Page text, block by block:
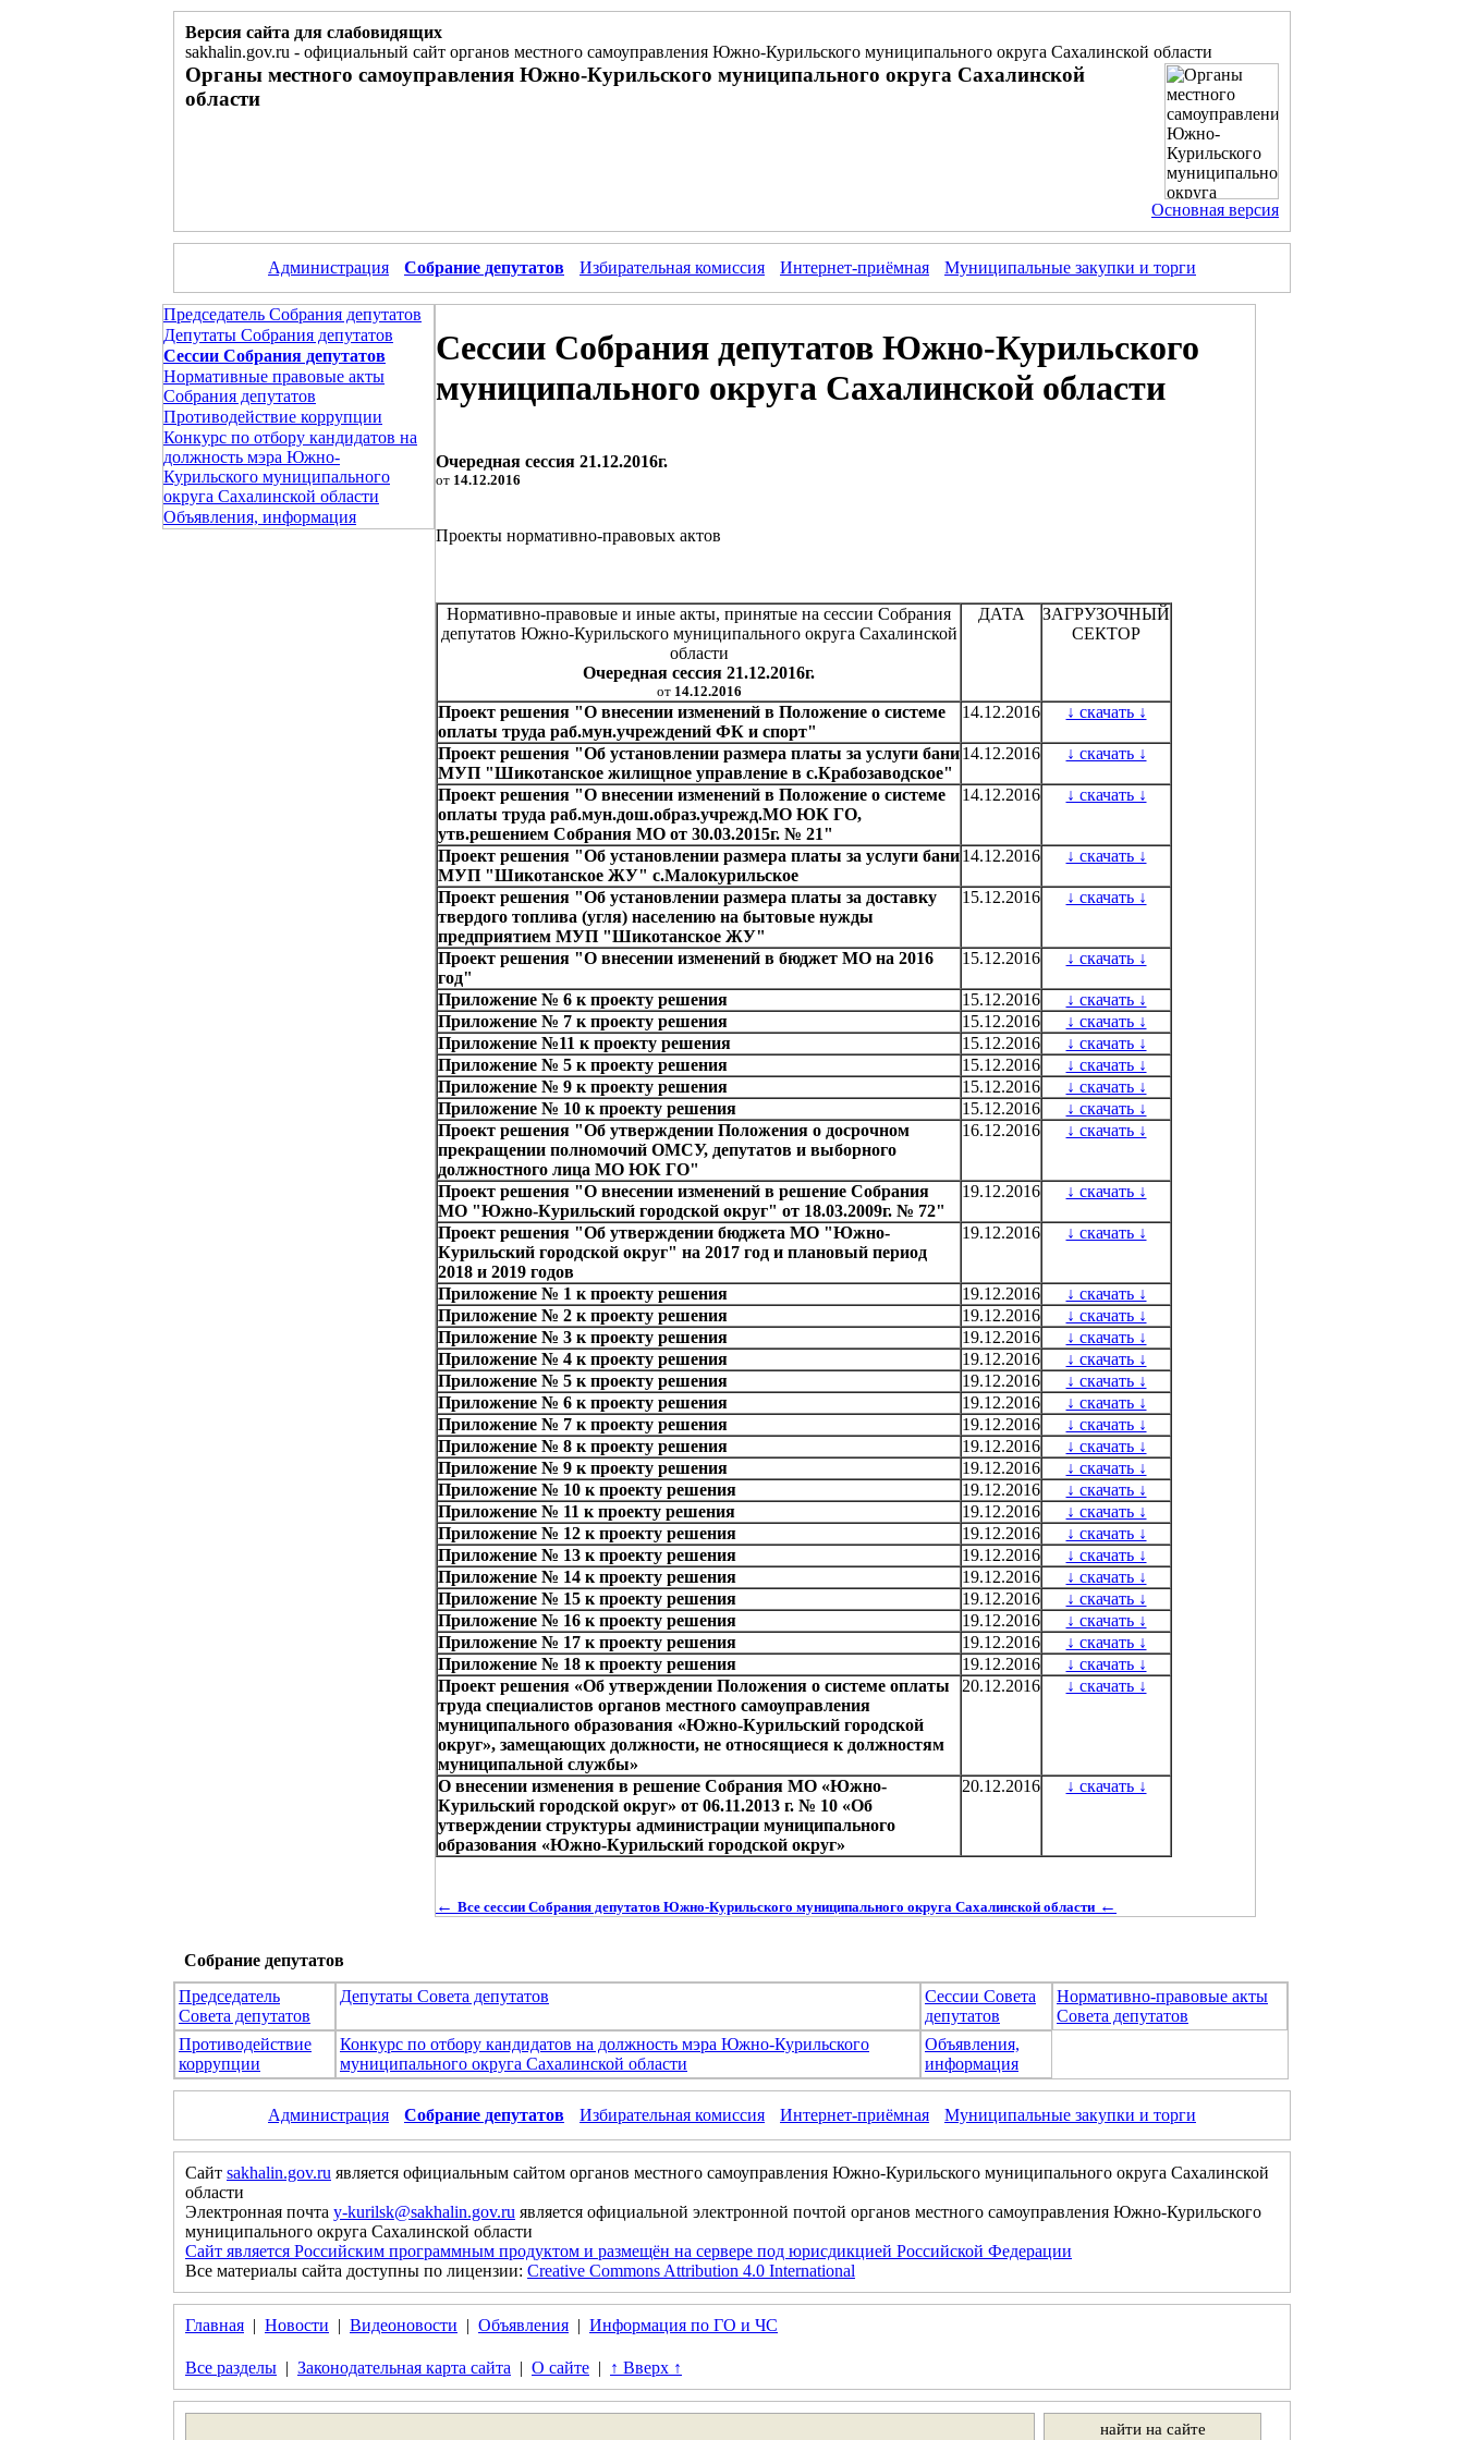
Версия сайта для слабовидящих
sakhalin.gov.ru - официальный сайт органов местного самоуправления Южно-Курильского муниципального округа Сахалинской области
Органы местного самоуправления Южно-Курильского муниципального округа Сахалинской
области
Основная версия
Администрация Собрание депутатов Избирательная комиссия Интернет-приёмная Муниципальные закупки и торги
Председатель Собрания депутатов
Депутаты Собрания депутатов
Сессии Собрания депутатов
Нормативные правовые акты
Собрания депутатов
Противодействие коррупции
Конкурс по отбору кандидатов на
должность мэра Южно-
Курильского муниципального
округа Сахалинской области
Объявления, информация
Сессии Собрания депутатов Южно-Курильского
муниципального округа Сахалинской области
Очередная сессия 21.12.2016г.
от 14.12.2016
Проекты нормативно-правовых актов
Нормативно-правовые и иные акты, принятые на сессии Собрания
депутатов Южно-Курильского муниципального округа Сахалинской
области
Очередная сессия 21.12.2016г.
от 14.12.2016
ДАТА
ЗАГРУЗОЧНЫЙ
СЕКТОР
Проект решения "О внесении изменений в Положение о системе
оплаты труда раб.мун.учреждений ФК и спорт"
14.12.2016 ↓ скачать ↓
Проект решения "Об установлении размера платы за услуги бани
МУП "Шикотанское жилищное управление в с.Крабозаводское"
14.12.2016 ↓ скачать ↓
Проект решения "О внесении изменений в Положение о системе
оплаты труда раб.мун.дош.образ.учрежд.МО ЮК ГО,
утв.решением Собрания МО от 30.03.2015г. № 21"
14.12.2016 ↓ скачать ↓
Проект решения "Об установлении размера платы за услуги бани
МУП "Шикотанское ЖУ" с.Малокурильское
14.12.2016 ↓ скачать ↓
Проект решения "Об установлении размера платы за доставку
твердого топлива (угля) населению на бытовые нужды
предприятием МУП "Шикотанское ЖУ"
15.12.2016 ↓ скачать ↓
Проект решения "О внесении изменений в бюджет МО на 2016
год"
15.12.2016 ↓ скачать ↓
Приложение № 6 к проекту решения 15.12.2016
↓ скачать ↓
Приложение № 7 к проекту решения
15.12.2016
↓ скачать ↓
Приложение №11 к проекту решения
15.12.2016
↓ скачать ↓
Приложение № 5 к проекту решения
15.12.2016
↓ скачать ↓
Приложение № 9 к проекту решения
15.12.2016
↓ скачать ↓
Приложение № 10 к проекту решения
15.12.2016
↓ скачать ↓
Проект решения "Об утверждении Положения о досрочном
прекращении полномочий ОМСУ, депутатов и выборного
должностного лица МО ЮК ГО"
16.12.2016 ↓ скачать ↓
Проект решения "О внесении изменений в решение Собрания
МО "Южно-Курильский городской округ" от 18.03.2009г. № 72"
19.12.2016 ↓ скачать ↓
Проект решения "Об утверждении бюджета МО "Южно-
Курильский городской округ" на 2017 год и плановый период
2018 и 2019 годов
19.12.2016 ↓ скачать ↓
Приложение № 1 к проекту решения 19.12.2016
↓ скачать ↓
Приложение № 2 к проекту решения
19.12.2016
↓ скачать ↓
Приложение № 3 к проекту решения
19.12.2016
↓ скачать ↓
Приложение № 4 к проекту решения
19.12.2016
↓ скачать ↓
Приложение № 5 к проекту решения
19.12.2016
↓ скачать ↓
Приложение № 6 к проекту решения
19.12.2016
↓ скачать ↓
Приложение № 7 к проекту решения
19.12.2016
↓ скачать ↓
Приложение № 8 к проекту решения
19.12.2016
↓ скачать ↓
Приложение № 9 к проекту решения
19.12.2016
↓ скачать ↓
Приложение № 10 к проекту решения
19.12.2016
↓ скачать ↓
Приложение № 11 к проекту решения
19.12.2016
↓ скачать ↓
Приложение № 12 к проекту решения
19.12.2016
↓ скачать ↓
Приложение № 13 к проекту решения
19.12.2016
↓ скачать ↓
Приложение № 14 к проекту решения
19.12.2016
↓ скачать ↓
Приложение № 15 к проекту решения
19.12.2016
↓ скачать ↓
Приложение № 16 к проекту решения
19.12.2016
↓ скачать ↓
Приложение № 17 к проекту решения
19.12.2016
↓ скачать ↓
Приложение № 18 к проекту решения
19.12.2016
↓ скачать ↓
Проект решения «Об утверждении Положения о системе оплаты
труда специалистов органов местного самоуправления
муниципального образования «Южно-Курильский городской
округ», замещающих должности, не относящиеся к должностям
муниципальной службы»
20.12.2016 ↓ скачать ↓
О внесении изменения в решение Собрания МО «Южно-
Курильский городской округ» от 06.11.2013 г. № 10 «Об
утверждении структуры администрации муниципального
образования «Южно-Курильский городской округ»
20.12.2016 ↓ скачать ↓
← Все сессии Собрания депутатов Южно-Курильского муниципального округа Сахалинской области ←
Собрание депутатов
Председатель
Совета депутатов
Депутаты Совета депутатов
Сессии Совета
депутатов
Нормативно-правовые акты
Совета депутатов
Противодействие
коррупции
Конкурс по отбору кандидатов на должность мэра Южно-Курильского
муниципального округа Сахалинской области
Объявления,
информация
Администрация Собрание депутатов Избирательная комиссия Интернет-приёмная Муниципальные закупки и торги
Сайт sakhalin.gov.ru является официальным сайтом органов местного самоуправления Южно-Курильского муниципального округа Сахалинской
области
Электронная почта y-kurilsk@sakhalin.gov.ru является официальной электронной почтой органов местного самоуправления Южно-Курильского
муниципального округа Сахалинской области
Сайт является Российским программным продуктом и размещён на сервере под юрисдикцией Российской Федерации
Все материалы сайта доступны по лицензии: Creative Commons Attribution 4.0 International
Главная | Новости | Видеоновости | Объявления | Информация по ГО и ЧС
Все разделы | Законодательная карта сайта | О сайте | ↑ Вверх ↑